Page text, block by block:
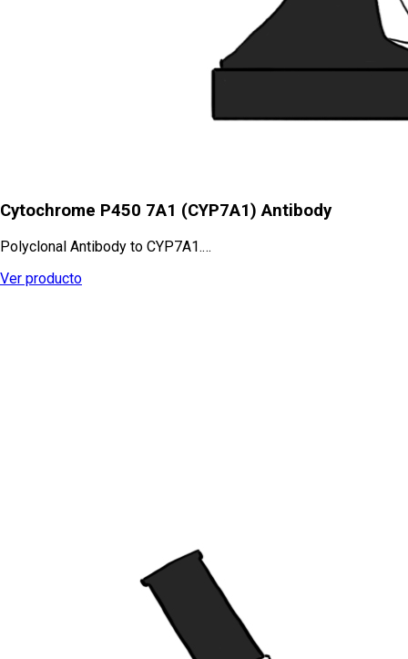
Cytochrome P450 7A1 (CYP7A1) Antibody
Polyclonal Antibody to CYP7A1.…
Ver producto